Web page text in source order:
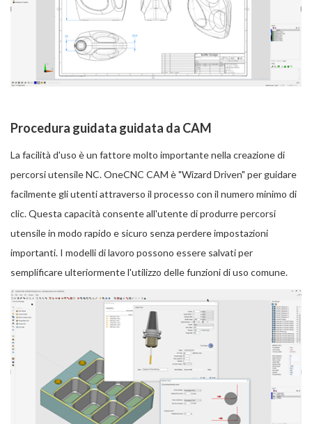
Procedura guidata guidata da CAM
La facilità d'uso è un fattore molto importante nella creazione di
percorsi utensile NC. OneCNC CAM è "Wizard Driven" per guidare
facilmente gli utenti attraverso il processo con il numero minimo di
clic. Questa capacità consente all'utente di produrre percorsi
utensile in modo rapido e sicuro senza perdere impostazioni
importanti. I modelli di lavoro possono essere salvati per
semplificare ulteriormente l'utilizzo delle funzioni di uso comune.